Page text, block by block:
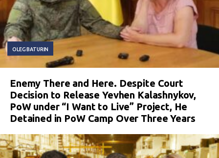
OLEG BATURIN
Enemy There and Here. Despite Court
Decision to Release Yevhen Kalashnykov,
PoW under “I Want to Live” Project, He
Detained in PoW Camp Over Three Years